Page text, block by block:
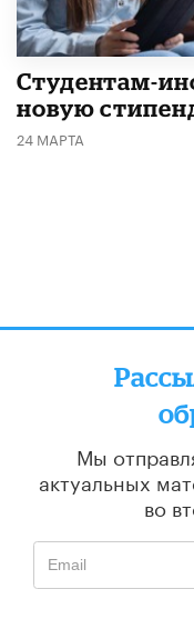
Студентам-
новую
24 МАРТА
Мы
актуальных
во